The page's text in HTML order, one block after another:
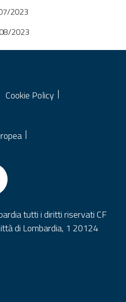
2023
2023
Cookie Policy
tutti i diritti riservati CF
di Lombardia, 1 20124